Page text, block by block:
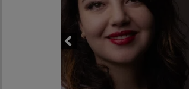
Previous